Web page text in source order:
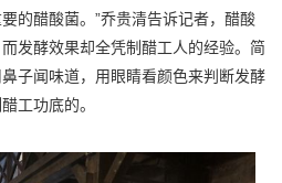
的醋酸菌。”乔贵清告诉记者，醋酸
发酵效果却全凭制醋工人的经验。简
子闻味道，用眼睛看颜色来判断发酵
工功底的。